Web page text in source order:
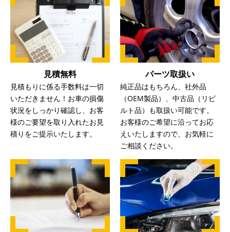
見積無料
見積もりに係る手数料は一切
いただきません！お車の損傷
状況をしっかり確認し、お客
様のご要望を取り入れたお見
積りをご提示いたします。
パーツ取扱い
純正品はもちろん、社外品
（OEM製品）、中古品（リビ
ルト品）も取扱い可能です。
お客様のご希望に沿ってお応
えいたしますので、お気軽に
ご相談ください。